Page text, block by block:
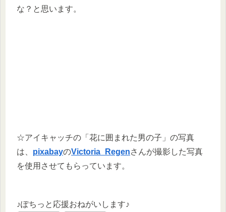
な？と思います。
☆アイキャッチの「花に囲まれた男の子」の写真
は、 pixabayのVictoria_Regenさんが撮影した写真
を使用させてもらっています。
♪ぽちっと応援おねがいします♪